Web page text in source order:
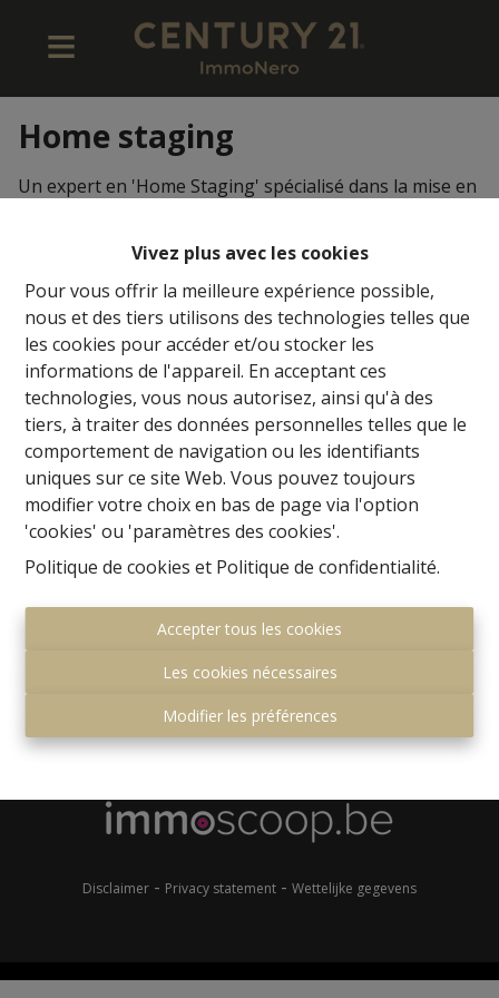
Vivez plus avec les cookies
Pour vous offrir la meilleure expérience possible,
nous et des tiers utilisons des technologies telles que
les cookies pour accéder et/ou stocker les
informations de l'appareil. En acceptant ces
technologies, vous nous autorisez, ainsi qu'à des
tiers, à traiter des données personnelles telles que le
comportement de navigation ou les identifiants
uniques sur ce site Web. Vous pouvez toujours
modifier votre choix en bas de page via l'option
'cookies' ou 'paramètres des cookies'.
Politique de cookies et Politique de confidentialité.
Accepter tous les cookies
Les cookies nécessaires
Modifier les préférences
Home staging
Un expert en 'Home Staging' spécialisé dans la mise en
Gemeenteplein 7
1560 Hoeilaart
+32 (0)2 657 36 99
Disclaimer - Privacy statement - Wettelijke gegevens